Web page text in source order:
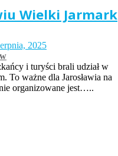
Wielki Jarmark
2025
i turyści brali udział w
To ważne dla Jarosławia na
organizowane jest…..